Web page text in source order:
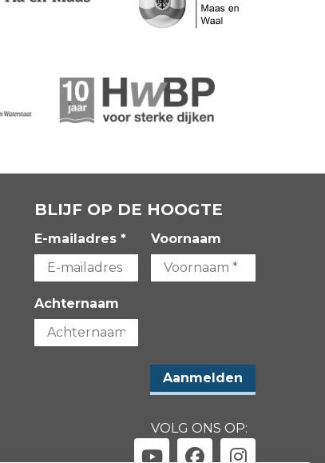
BLIJF OP DE HOOGTE
E-mailadres * Voornaam
Achternaam
VOLG ONS OP: